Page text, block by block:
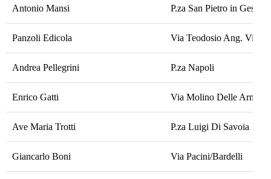
Antonio Mansi P.za San Pietro in Gessate
Panzoli Edicola Via Teodosio Ang. Via
Andrea Pellegrini P.za Napoli
Enrico Gatti Via Molino Delle Armi/
Ave Maria Trotti P.za Luigi Di Savoia
Giancarlo Boni Via Pacini/Bardelli